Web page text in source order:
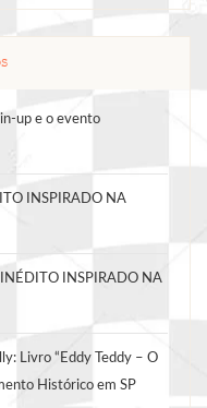
up e o evento
INSPIRADO NA
INSPIRADO NA
Livro “Eddy Teddy – O
Histórico em SP